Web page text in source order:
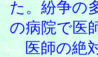
た。紛争の
の病院で医
医師の絶対